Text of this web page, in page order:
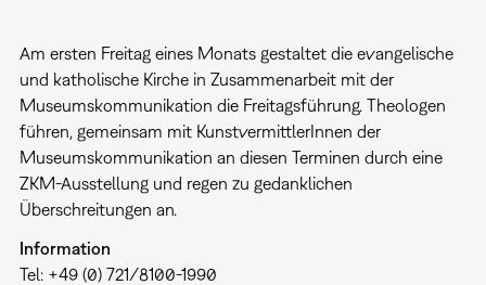
Am ersten Freitag eines Monats gestaltet die evangelische
und katholische Kirche in Zusammenarbeit mit der
Museumskommunikation die Freitagsführung. Theologen
führen, gemeinsam mit KunstvermittlerInnen der
Museumskommunikation an diesen Terminen durch eine
ZKM-Ausstellung und regen zu gedanklichen
Überschreitungen an.
Information
Tel: +49 (0) 721/8100-1990